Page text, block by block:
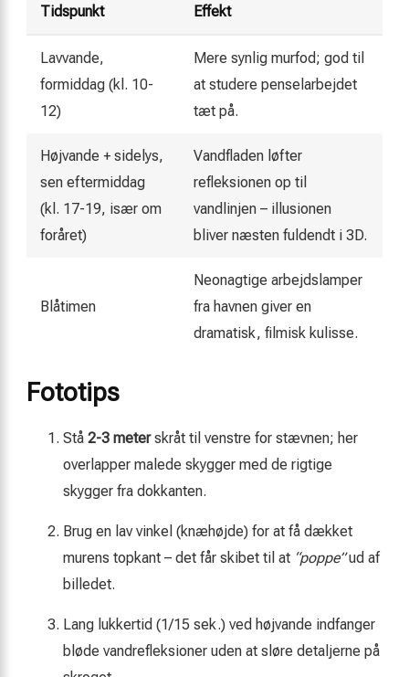
Tidspunkt Effekt
Lavvande,
formiddag (kl. 10-
12)
Mere synlig murfod; god til
at studere penselarbejdet
tæt på.
Højvande + sidelys,
sen eftermiddag
(kl. 17-19, især om
foråret)
Vandfladen løfter
refleksionen op til
vandlinjen – illusionen
bliver næsten fuldendt i 3D.
Blåtimen
Neonagtige arbejdslamper
fra havnen giver en
dramatisk, filmisk kulisse.
Fototips
Stå 2-3 meterskråt til venstre for stævnen; her
overlapper malede skygger med de rigtige
skygger fra dokkanten.
Brug en lav vinkel (knæhøjde) for at få dækket
murens topkant – det får skibet til at “poppe”ud af
billedet.
Lang lukkertid (1/15 sek.) ved højvande indfanger
bløde vandrefleksioner uden at sløre detaljerne på